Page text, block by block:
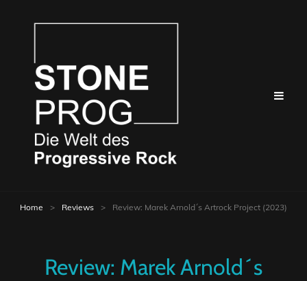
Home > Reviews > Review: Marek Arnold´s Artrock Project (2023)
Review: Marek Arnold´s